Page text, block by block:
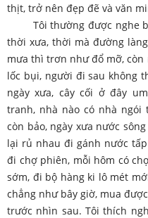
thịt, trở nên đẹp đẽ và văn
Tôi thường được nghe bà
thời xưa, thời mà đường
mưa thì trơn như đổ mỡ,
lốc bụi, người đi sau không
ngày xưa, cây cối ở đây
tranh, nhà nào có nhà ngói
còn bảo, ngày xưa nước
lại rủ nhau đi gánh nước
đi chợ phiên, mỗi hôm có
sớm, đi bộ hàng ki lô mét
chẳng như bây giờ, mua
trước nhìn sau. Tôi thích